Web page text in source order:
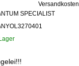
Versandkosten
SPECIALIST